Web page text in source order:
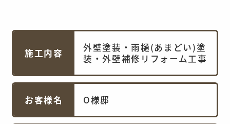
施工内容
外壁塗装・雨樋(あまどい)塗
装・外壁補修リフォーム工事
お客様名 O様邸